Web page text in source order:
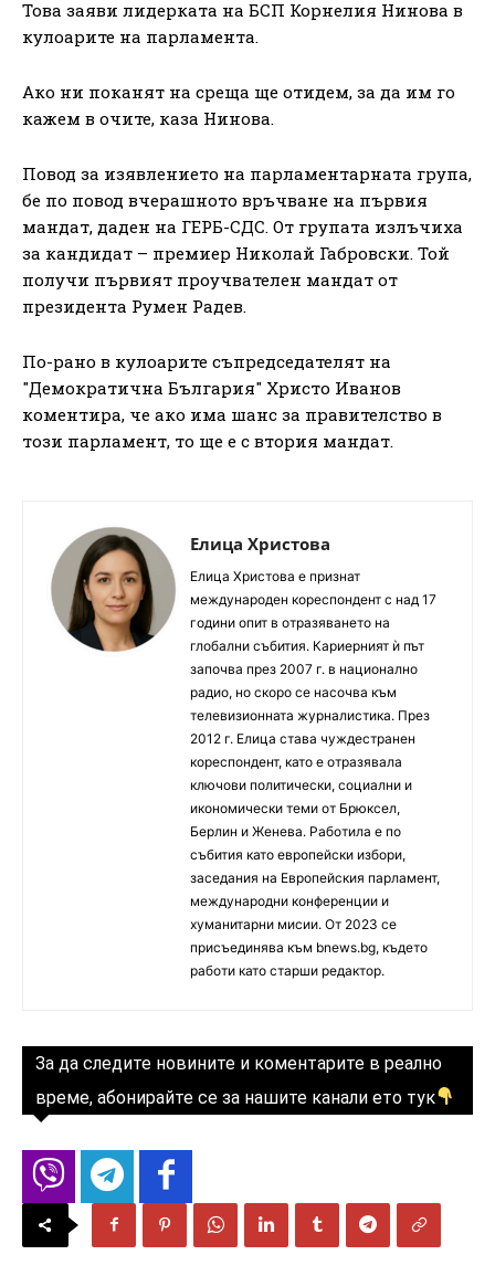
Това заяви лидерката на БСП Корнелия Нинова в
кулоарите на парламента.
Ако ни поканят на среща ще отидем, за да им го
кажем в очите, каза Нинова.
Повод за изявлението на парламентарната група,
бе по повод вчерашното връчване на първия
мандат, даден на ГЕРБ-СДС. От групата излъчиха
за кандидат – премиер Николай Габровски. Той
получи първият проучвателен мандат от
президента Румен Радев.
По-рано в кулоарите съпредседателят на
"Демократична България" Христо Иванов
коментира, че ако има шанс за правителство в
този парламент, то ще е с втория мандат.
Елица Христова
Елица Христова е признат
международен кореспондент с над 17
години опит в отразяването на
глобални събития. Кариерният ѝ път
започва през 2007 г. в национално
радио, но скоро се насочва към
телевизионната журналистика. През
2012 г. Елица става чуждестранен
кореспондент, като е отразявала
ключови политически, социални и
икономически теми от Брюксел,
Берлин и Женева. Работила е по
събития като европейски избори,
заседания на Европейския парламент,
международни конференции и
хуманитарни мисии. От 2023 се
присъединява към bnews.bg, където
работи като старши редактор.
За да следите новините и коментарите в реално
време, абонирайте се за нашите канали ето тук